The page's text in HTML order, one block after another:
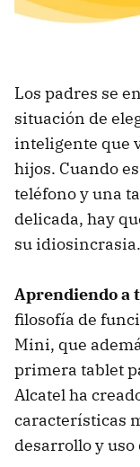
Los padres se
situación de
inteligente que
hijos. Cuando
teléfono y una
delicada, hay
su idiosincrasia.
Aprendiendo a
filosofía de
Mini, que
primera tablet
Alcatel ha
características
desarrollo y uso